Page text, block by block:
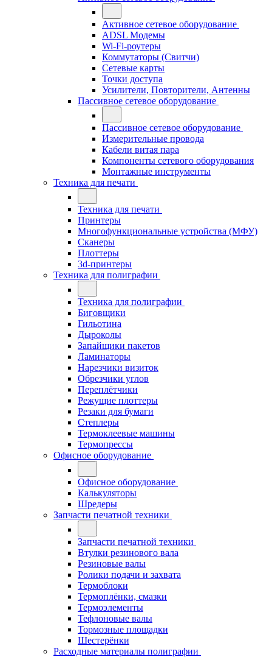
Активное сетевое оборудование
ADSL Модемы
Wi-Fi-роутеры
Коммутаторы (Свитчи)
Сетевые карты
Точки доступа
Усилители, Повторители, Антенны
Пассивное сетевое оборудование
Пассивное сетевое оборудование
Измерительные провода
Кабели витая пара
Компоненты сетевого оборудования
Монтажные инструменты
Техника для печати
Техника для печати
Принтеры
Многофункциональные устройства (МФУ)
Сканеры
Плоттеры
3d-принтеры
Техника для полиграфии
Техника для полиграфии
Биговщики
Гильотина
Дыроколы
Запайщики пакетов
Ламинаторы
Нарезчики визиток
Обрезчики углов
Переплётчики
Режущие плоттеры
Резаки для бумаги
Степлеры
Термоклеевые машины
Термопрессы
Офисное оборудование
Офисное оборудование
Калькуляторы
Шредеры
Запчасти печатной техники
Запчасти печатной техники
Втулки резинового вала
Резиновые валы
Ролики подачи и захвата
Термоблоки
Термоплёнки, смазки
Термоэлементы
Тефлоновые валы
Тормозные площадки
Шестерёнки
Расходные материалы полиграфии